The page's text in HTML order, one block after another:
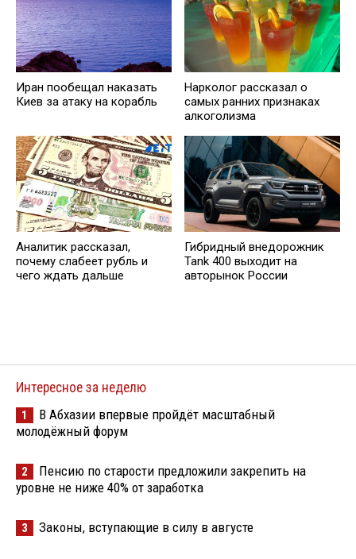
Иран пообещал наказать
Киев за атаку на корабль
Нарколог рассказал о
самых ранних признаках
алкоголизма
Анaлитик рассказал,
почему слабеет рубль и
чего ждать дальше
Гибридный внедорожник
Tank 400 выходит на
авторынок России
Интересное за неделю
1
В Абхазии впервые пройдёт масштабный
молодёжный форум
2
Пенсию по старости предложили закрепить на
уровне не ниже 40% от заработка
3 Законы, вступающие в силу в августе